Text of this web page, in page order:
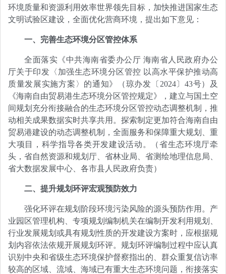
环境质量和资源利用效率世界领先目标，加快推进国家生态
文明试验区建设，全面优化营商环境，提出如下意见：
一、完善生态环境分区管控体系
全面落实《中共海南省委办公厅 海南省人民政府办公
厅关于印发〈加强生态环境分区管控 以高水平保护推动高
质量发展实施方案〉的通知》（琼办发〔2024〕43号）及
《海南自由贸易港生态环境分区管控规定》，建立与国土空
间规划充分衔接融合的生态环境分区管控动态调整机制，推
动相关成果数据实时共享共用。探索制定更加符合海南自由
贸易港建设的动态调整机制，全面服务和保障重大规划、重
大项目，科学指导各类开发建设活动。（省生态环境厅牵
头，省自然资源和规划厅、省林业局、省测绘地理信息局、
省大数据发展中心、各市县人民政府负责）
二、提升规划环评宏观预防效力
强化环评在规划阶段环境污染风险的源头预防作用。产
业园区管理机构、专项规划编制机关在编制开发利用规划、
行业发展规划或具有规划性质的开发建设方案时，应根据规
划内容依法依规开展规划环评。规划环评编制过程中应认真
识别中央和省级生态环境保护督察指出的、群众重复信访率
较高的区域、流域、海域已有重大生态环境问题，衔接落实